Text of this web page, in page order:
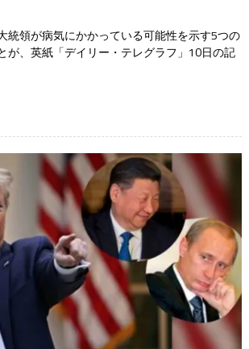
統領が病気にかかっている可能性を示す5つの
が、英紙「デイリー・テレグラフ」10日の記